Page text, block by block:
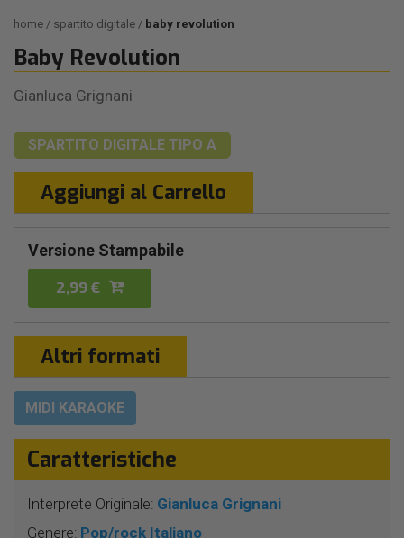
home spartito digitale baby revolution
Baby Revolution
Gianluca Grignani
SPARTITO DIGITALE TIPO A
Aggiungi al Carrello
Versione Stampabile
2,99 €
Altri formati
MIDI KARAOKE
Caratteristiche
Interprete Originale: Gianluca Grignani
Genere: Pop/rock Italiano